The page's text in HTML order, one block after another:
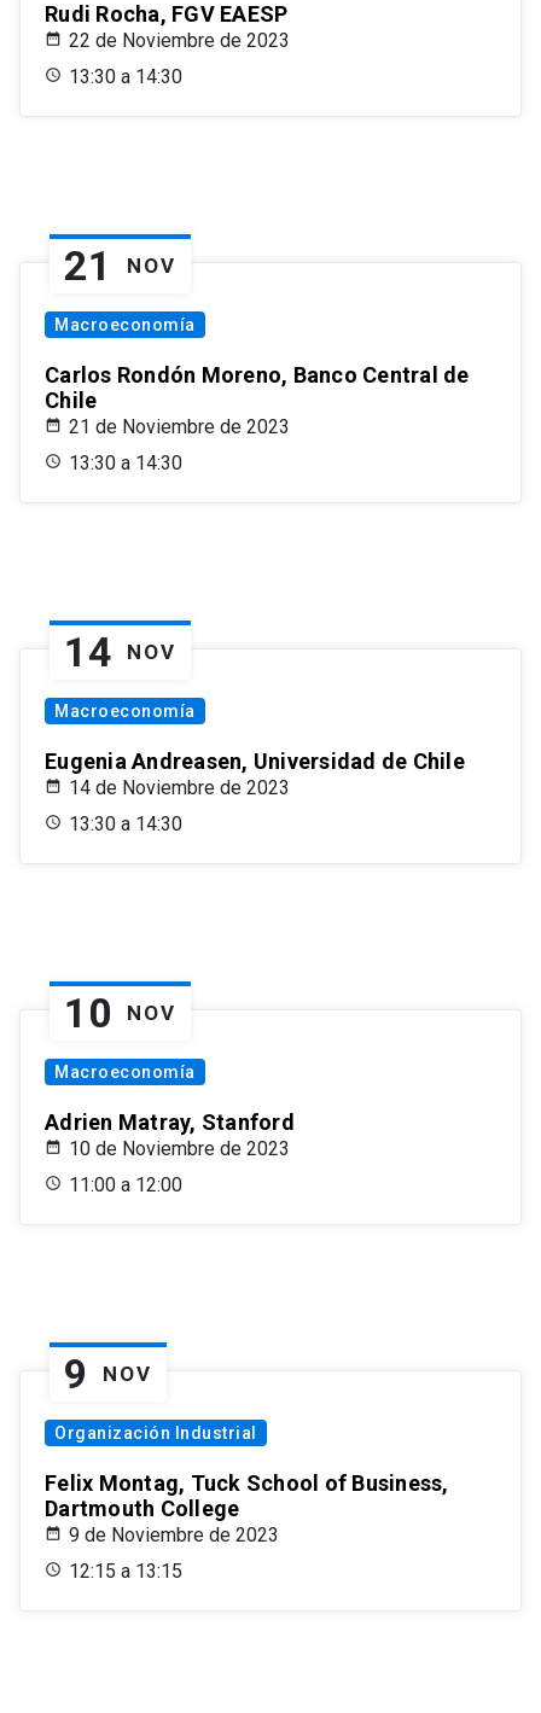
Rudi Rocha, FGV EAESP
22 de Noviembre de 2023
13:30 a 14:30
21 NOV
Macroeconomía
Carlos Rondón Moreno, Banco Central de
Chile
21 de Noviembre de 2023
13:30 a 14:30
14 NOV
Macroeconomía
Eugenia Andreasen, Universidad de Chile
14 de Noviembre de 2023
13:30 a 14:30
10 NOV
Macroeconomía
Adrien Matray, Stanford
10 de Noviembre de 2023
11:00 a 12:00
9 NOV
Organización Industrial
Felix Montag, Tuck School of Business,
Dartmouth College
9 de Noviembre de 2023
12:15 a 13:15